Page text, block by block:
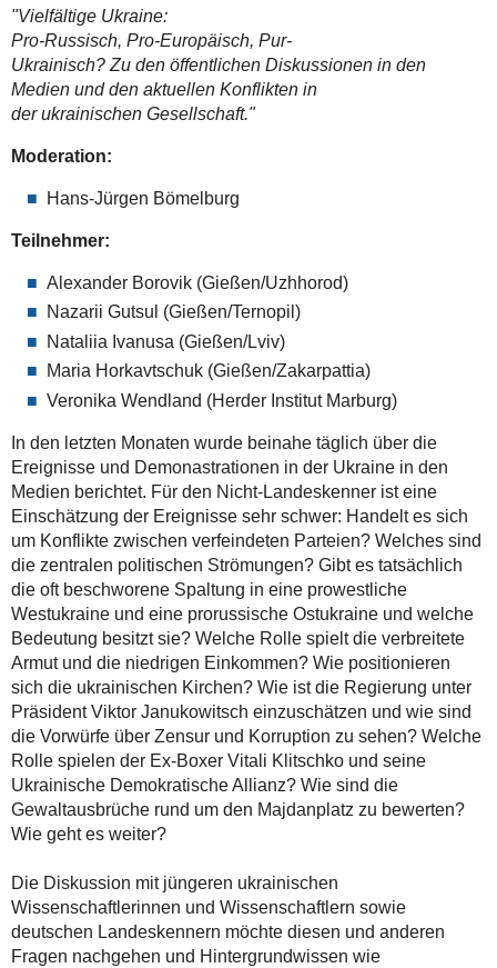
01-
30T21:00:00+01:00
"Vielfältige Ukraine:
Pro-Russisch, Pro-Europäisch, Pur-
Ukrainisch? Zu den öffentlichen Diskussionen in den
Medien und den aktuellen Konflikten in
der ukrainischen Gesellschaft."
Moderation:
Hans-Jürgen Bömelburg
Teilnehmer:
Alexander Borovik (Gießen/Uzhhorod)
Nazarii Gutsul (Gießen/Ternopil)
Nataliia Ivanusa (Gießen/Lviv)
Maria Horkavtschuk (Gießen/Zakarpattia)
Veronika Wendland (Herder Institut Marburg)
In den letzten Monaten wurde beinahe täglich über die
Ereignisse und Demonastrationen in der Ukraine in den
Medien berichtet. Für den Nicht-Landeskenner ist eine
Einschätzung der Ereignisse sehr schwer: Handelt es sich
um Konflikte zwischen verfeindeten Parteien? Welches sind
die zentralen politischen Strömungen? Gibt es tatsächlich
die oft beschworene Spaltung in eine prowestliche
Westukraine und eine prorussische Ostukraine und welche
Bedeutung besitzt sie? Welche Rolle spielt die verbreitete
Armut und die niedrigen Einkommen? Wie positionieren
sich die ukrainischen Kirchen? Wie ist die Regierung unter
Präsident Viktor Janukowitsch einzuschätzen und wie sind
die Vorwürfe über Zensur und Korruption zu sehen? Welche
Rolle spielen der Ex-Boxer Vitali Klitschko und seine
Ukrainische Demokratische Allianz? Wie sind die
Gewaltausbrüche rund um den Majdanplatz zu bewerten?
Wie geht es weiter?
Die Diskussion mit jüngeren ukrainischen
Wissenschaftlerinnen und Wissenschaftlern sowie
deutschen Landeskennern möchte diesen und anderen
Fragen nachgehen und Hintergrundwissen wie